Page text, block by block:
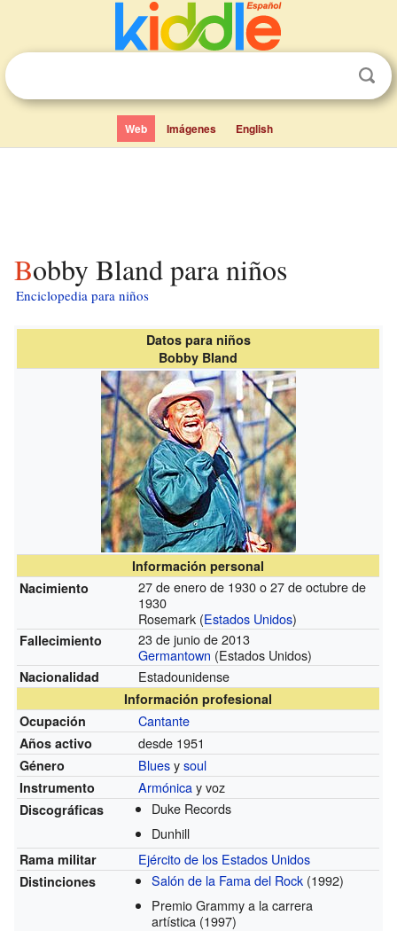
Web Imágenes English
Bobby Bland para niños
Enciclopedia para niños
Datos para niños
Bobby Bland
Información personal
Nacimiento
27 de enero de 1930 o 27 de octubre de
1930
Rosemark (Estados Unidos)
Fallecimiento
23 de junio de 2013
Germantown (Estados Unidos)
Nacionalidad Estadounidense
Información profesional
Ocupación
Cantante
Años activo desde 1951
Género Bluesysoul
Instrumento Armónicay voz
Discográficas
Duke Records
Dunhill
Rama militar Ejército de los Estados Unidos
Distinciones Salón de la Fama del Rock (1992)
Premio Grammy a la carrera
artística (1997)